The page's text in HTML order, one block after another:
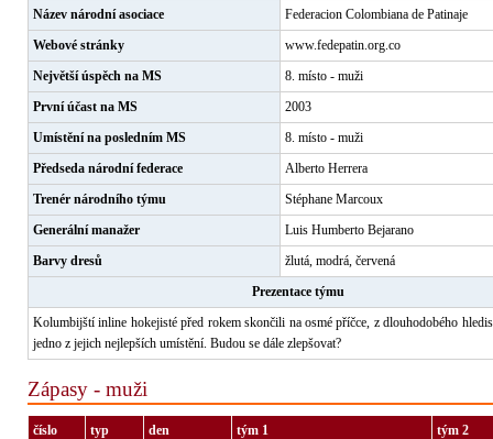
Název národní asociace
Federacion Colombiana de Patinaje
Webové stránky
www.fedepatin.org.co
Největší úspěch na MS
8. místo - muži
První účast na MS
2003
Umístění na posledním MS
8. místo - muži
Předseda národní federace
Alberto Herrera
Trenér národního týmu
Stéphane Marcoux
Generální manažer
Luis Humberto Bejarano
Barvy dresů
žlutá, modrá, červená
Prezentace týmu
Kolumbijští inline hokejisté před rokem skončili na osmé příčce, z dlouhodobého
jedno z jejich nejlepších umístění. Budou se dále zlepšovat?
Zápasy - muži
číslo typ den tým 1 tým 2